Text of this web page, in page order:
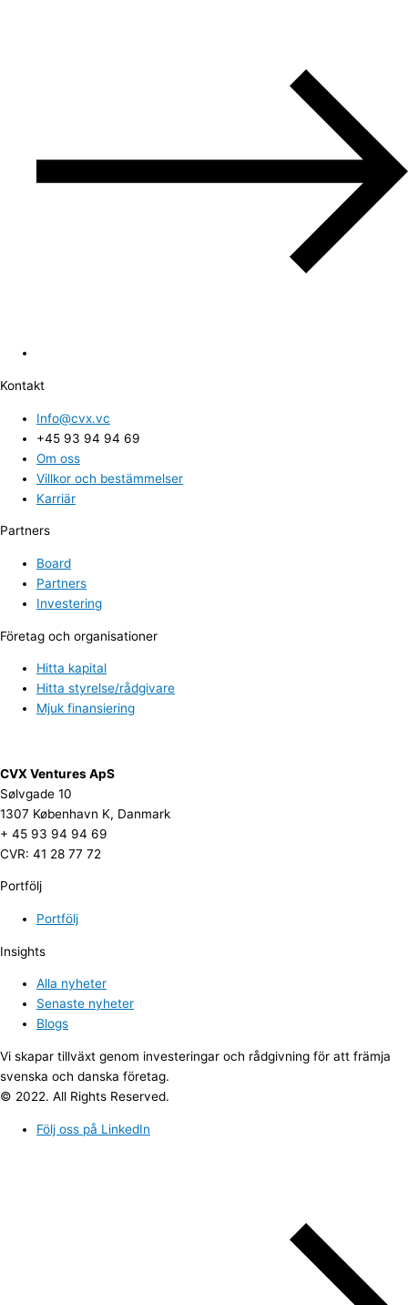
Kontakt
Info@cvx.vc
+45 93 94 94 69
Om oss
Villkor och bestämmelser
Karriär
Partners
Board
Partners
Investering
Företag och organisationer
Hitta kapital
Hitta styrelse/rådgivare
Mjuk finansiering
CVX Ventures ApS
Sølvgade 10
1307 København K, Danmark
+ 45 93 94 94 69
CVR: 41 28 77 72
Portfölj
Portfölj
Insights
Alla nyheter
Senaste nyheter
Blogs
Vi skapar tillväxt genom investeringar och rådgivning för att främja
svenska och danska företag.
© 2022. All Rights Reserved.
Följ oss på LinkedIn